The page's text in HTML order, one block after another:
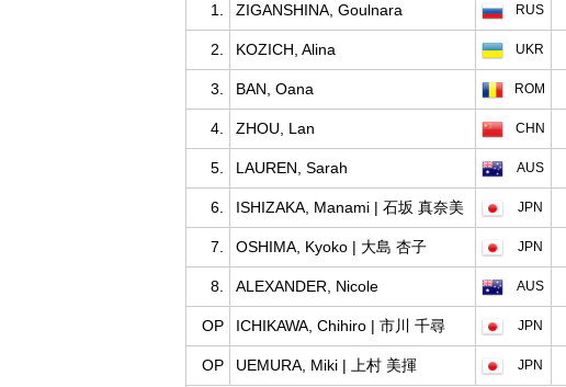
1. ZIGANSHINA, Goulnara RUS
2. KOZICH, Alina UKR
3. BAN, Oana ROM
4. ZHOU, Lan CHN
5. LAUREN, Sarah AUS
6. ISHIZAKA, Manami | 石坂 真奈美 JPN
7. OSHIMA, Kyoko | 大島 杏子 JPN
8. ALEXANDER, Nicole AUS
OP ICHIKAWA, Chihiro | 市川 千尋 JPN
OP UEMURA, Miki | 上村 美揮 JPN